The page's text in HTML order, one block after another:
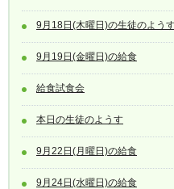
9月18日(木曜日)の生徒のよう
9月19日(金曜日)の給食
給食試食会
本日の生徒のようす
9月22日(月曜日)の給食
9月24日(水曜日)の給食